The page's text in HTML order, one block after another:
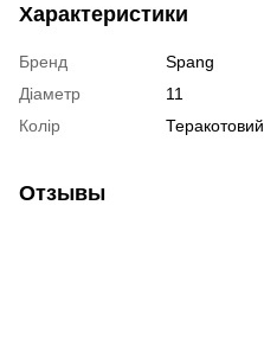
Характеристики
Бренд
Spang
Діаметр
11
Колір
Теракотовий
Отзывы